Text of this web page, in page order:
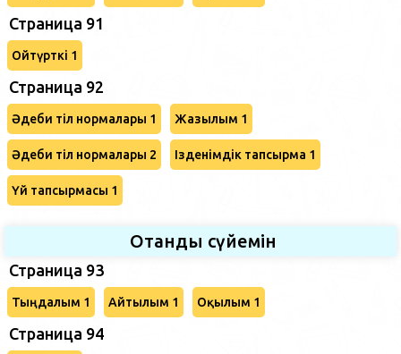
Страница 91
Ойтүрткі 1
Страница 92
Әдеби тіл нормалары 1 Жазылым 1
Әдеби тіл нормалары 2 Ізденімдік тапсырма 1
Үй тапсырмасы 1
Отанды сүйемін
Страница 93
Тыңдалым 1 Айтылым 1 Оқылым 1
Страница 94